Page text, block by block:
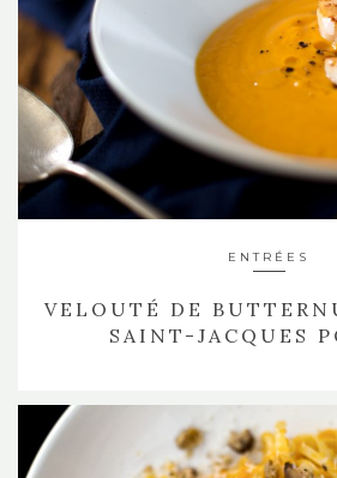
ENTRÉES
VELOUTÉ DE
SAINT-JACQUES